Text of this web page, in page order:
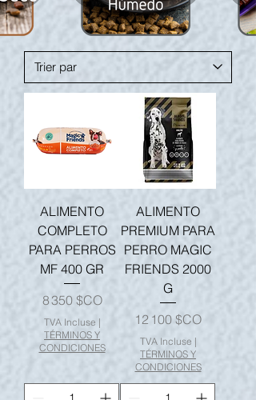
ALIMENTO
COMPLETO
PARA PERROS
MF 400 GR
Prix
8 350 $CO
TVA Incluse |
TÉRMINOS Y
CONDICIONES
ALIMENTO
PREMIUM PARA
PERRO MAGIC
FRIENDS 2000
G
Prix
12 100 $CO
TVA Incluse |
TÉRMINOS Y
CONDICIONES